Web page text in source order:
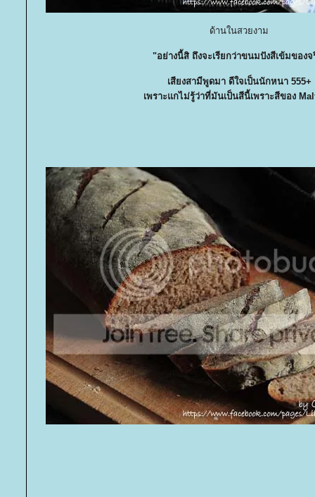
ด้านในสวยงาม
"อย่างนี้สิ ถึงจะเรียกว่าขนมปังสีเข้มของจ
เสียงสามีพูดมา ดีใจเป็นนักหนา 555+
เพราะแกไม่รู้ว่าที่มันเป็นสีนี้เพราะสีของ